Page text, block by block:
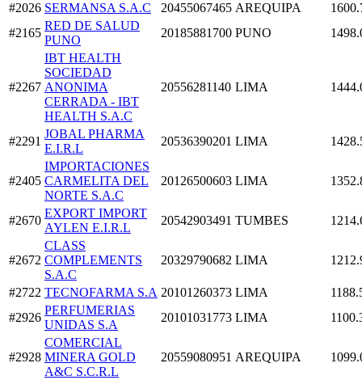
#2026 SERMANSA S.A.C 20455067465 AREQUIPA
#2165
RED DE SALUD
PUNO
20185881700 PUNO
#2267
IBT HEALTH
SOCIEDAD
ANONIMA
CERRADA - IBT
HEALTH S.A.C
20556281140 LIMA
#2291
JOBAL PHARMA
E.I.R.L
20536390201 LIMA
#2405
IMPORTACIONES
CARMELITA DEL
NORTE S.A.C
20126500603 LIMA
#2670
EXPORT IMPORT
AYLEN E.I.R.L
20542903491 TUMBES
#2672
CLASS
COMPLEMENTS
S.A.C
20329790682 LIMA
#2722 TECNOFARMA S.A 20101260373 LIMA
#2926
PERFUMERIAS
UNIDAS S.A
20101031773 LIMA
#2928
COMERCIAL
MINERA GOLD
A&C S.C.R.L
20559080951 AREQUIPA